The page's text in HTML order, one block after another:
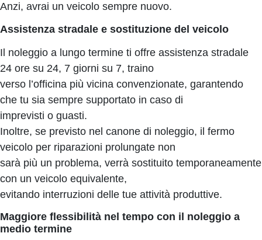
Anzi, avrai un veicolo sempre nuovo.
Assistenza stradale e sostituzione del veicolo
Il noleggio a lungo termine ti offre assistenza stradale
24 ore su 24, 7 giorni su 7, traino
verso l’officina più vicina convenzionate, garantendo
che tu sia sempre supportato in caso di
imprevisti o guasti.
Inoltre, se previsto nel canone di noleggio, il fermo
veicolo per riparazioni prolungate non
sarà più un problema, verrà sostituito temporaneamente
con un veicolo equivalente,
evitando interruzioni delle tue attività produttive.
Maggiore flessibilità nel tempo con il noleggio a
medio termine